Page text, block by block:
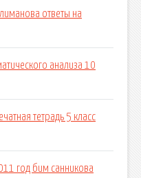
ответы на
анализа 10
тетрадь 5 класс
год бим санникова